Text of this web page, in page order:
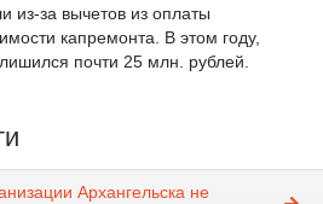
из-за вычетов из оплаты
капремонта. В этом году,
почти 25 млн. рублей.
Архангельска не